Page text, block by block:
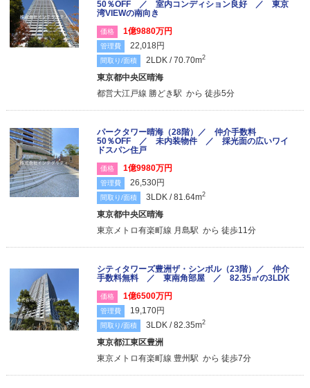
50％OFF ／ 室内コンディション良好 ／ 東京
湾VIEWの南向き
価格 1億9880万円
管理費 22,018円
間取り/面積 2LDK / 70.70m2
東京都中央区晴海
都営大江戸線 勝どき駅 から 徒歩5分
パークタワー晴海（28階）／ 仲介手数料
50％OFF ／ 未内装物件 ／ 採光面の広いワイ
ドスパン住戸
価格 1億9980万円
管理費 26,530円
間取り/面積 3LDK / 81.64m2
東京都中央区晴海
東京メトロ有楽町線 月島駅 から 徒歩11分
シティタワーズ豊洲ザ・シンボル（23階）／ 仲介
手数料無料 ／ 東南角部屋 ／ 82.35㎡の3LDK
価格 1億6500万円
管理費 19,170円
間取り/面積 3LDK / 82.35m2
東京都江東区豊洲
東京メトロ有楽町線 豊州駅 から 徒歩7分